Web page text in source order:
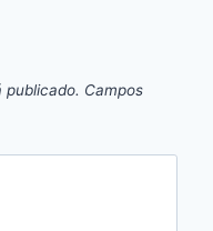
publicado. Campos